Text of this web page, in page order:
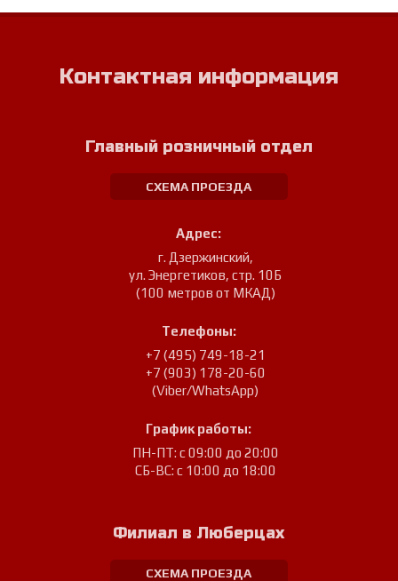
Контактная информация
Главный розничный отдел
СХЕМА ПРОЕЗДА
Адрес:
г. Дзержинский,
ул. Энергетиков, стр. 10Б
(100 метров от МКАД)
Телефоны:
+7 (495) 749-18-21
+7 (903) 178-20-60
(Viber/WhatsApp)
График работы:
ПН-ПТ: с 09:00 до 20:00
СБ-ВС: с 10:00 до 18:00
Филиал в Люберцах
СХЕМА ПРОЕЗДА